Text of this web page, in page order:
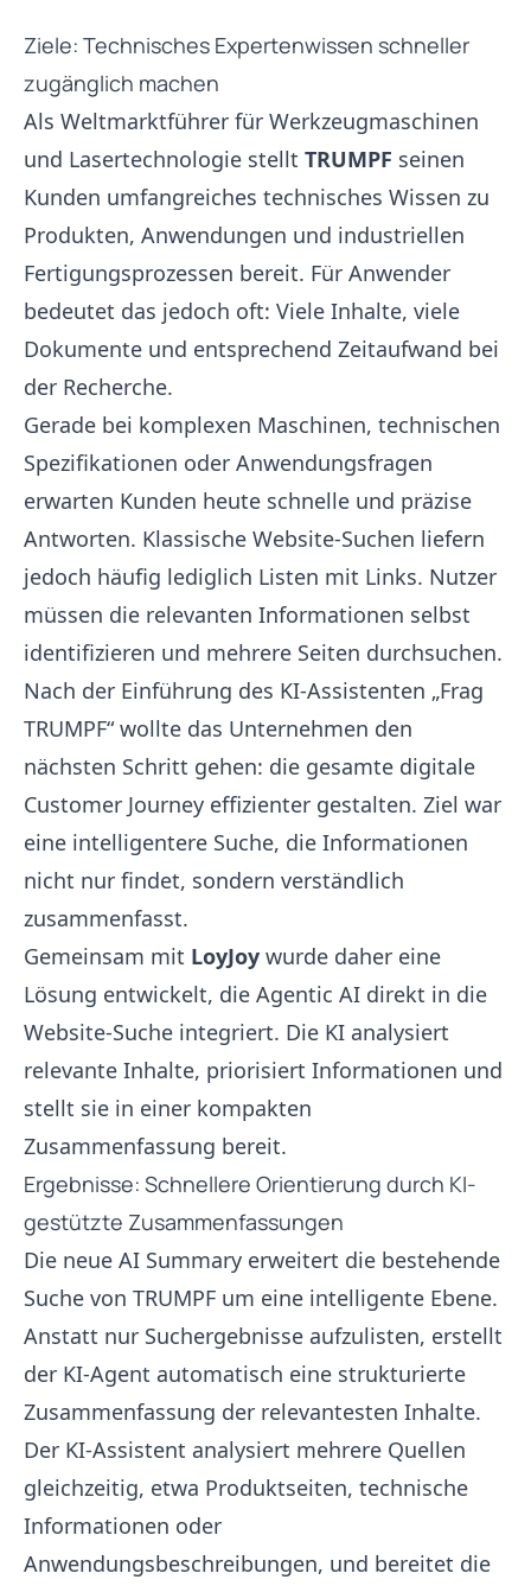
Ziele: Technisches Expertenwissen schneller
zugänglich machen
Als Weltmarktführer für Werkzeugmaschinen
und Lasertechnologie stellt TRUMPF seinen
Kunden umfangreiches technisches Wissen zu
Produkten, Anwendungen und industriellen
Fertigungsprozessen bereit. Für Anwender
bedeutet das jedoch oft: Viele Inhalte, viele
Dokumente und entsprechend Zeitaufwand bei
der Recherche.
Gerade bei komplexen Maschinen, technischen
Spezifikationen oder Anwendungsfragen
erwarten Kunden heute schnelle und präzise
Antworten. Klassische Website-Suchen liefern
jedoch häufig lediglich Listen mit Links. Nutzer
müssen die relevanten Informationen selbst
identifizieren und mehrere Seiten durchsuchen.
Nach der Einführung des KI-Assistenten „Frag
TRUMPF“ wollte das Unternehmen den
nächsten Schritt gehen: die gesamte digitale
Customer Journey effizienter gestalten. Ziel war
eine intelligentere Suche, die Informationen
nicht nur findet, sondern verständlich
zusammenfasst.
Gemeinsam mit LoyJoy wurde daher eine
Lösung entwickelt, die Agentic AI direkt in die
Website-Suche integriert. Die KI analysiert
relevante Inhalte, priorisiert Informationen und
stellt sie in einer kompakten
Zusammenfassung bereit.
Ergebnisse: Schnellere Orientierung durch KI-
gestützte Zusammenfassungen
Die neue AI Summary erweitert die bestehende
Suche von TRUMPF um eine intelligente Ebene.
Anstatt nur Suchergebnisse aufzulisten, erstellt
der KI-Agent automatisch eine strukturierte
Zusammenfassung der relevantesten Inhalte.
Der KI-Assistent analysiert mehrere Quellen
gleichzeitig, etwa Produktseiten, technische
Informationen oder
Anwendungsbeschreibungen, und bereitet die